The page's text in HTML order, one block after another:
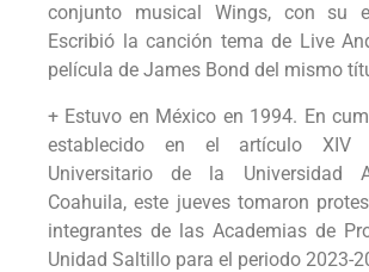
conjunto musical Wings, con su
Escribió la canción tema de Live
película de James Bond del mismo
+ Estuvo en México en 1994. En
establecido en el artículo XIV
Universitario de la Universidad
Coahuila, este jueves tomaron
integrantes de las Academias de
Unidad Saltillo para el periodo 2023-